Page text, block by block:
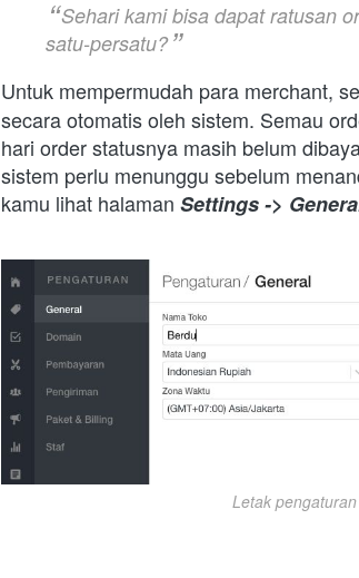
Sehari kami bisa dapat ratusan
satu-persatu?
Untuk mempermudah para merchant,
secara otomatis oleh sistem. Semau
hari order statusnya masih belum
sistem perlu menunggu sebelum
kamu lihat halaman Settings ->
Letak